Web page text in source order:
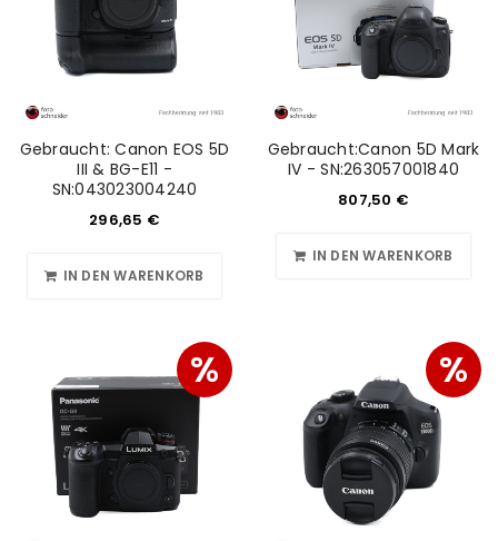
Gebraucht: Canon EOS 5D
III & BG-E11 -
SN:043023004240
296,65 €
IN DEN WARENKORB
Gebraucht:Canon 5D Mark
IV - SN:263057001840
807,50 €
IN DEN WARENKORB
% %